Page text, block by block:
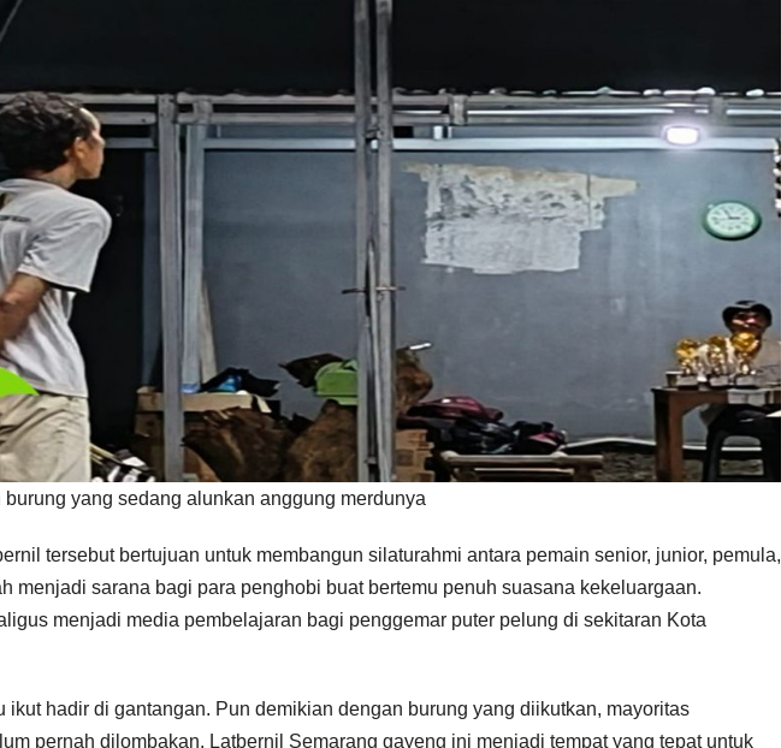
yang sedang alunkan anggung merdunya
tersebut bertujuan untuk membangun silaturahmi antara pemain senior, junior, pemula,
menjadi sarana bagi para penghobi buat bertemu penuh suasana kekeluargaan.
menjadi media pembelajaran bagi penggemar puter pelung di sekitaran Kota
ikut hadir di gantangan. Pun demikian dengan burung yang diikutkan, mayoritas
pernah dilombakan. Latbernil Semarang gayeng ini menjadi tempat yang tepat untuk